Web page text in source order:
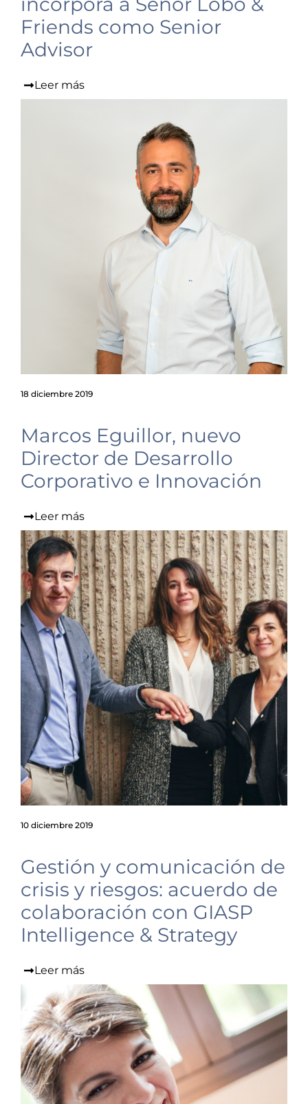
Friends como Senior
Advisor
Leer más
18 diciembre 2019
Marcos Eguillor, nuevo
Director de Desarrollo
Corporativo e Innovación
Leer más
10 diciembre 2019
Gestión y comunicación de
crisis y riesgos: acuerdo de
colaboración con GIASP
Intelligence & Strategy
Leer más